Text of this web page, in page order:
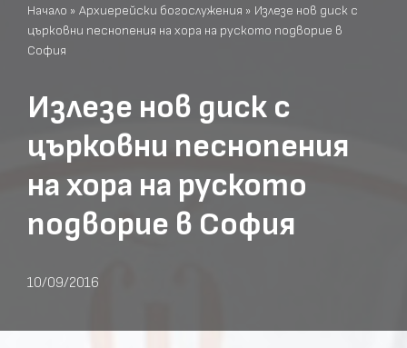
Начало » Архиерейски богослужения » Излезе нов диск с
църковни песнопения на хора на руското подворие в
София
Излезе нов диск с
църковни песнопения
на хора на руското
подворие в София
10/09/2016